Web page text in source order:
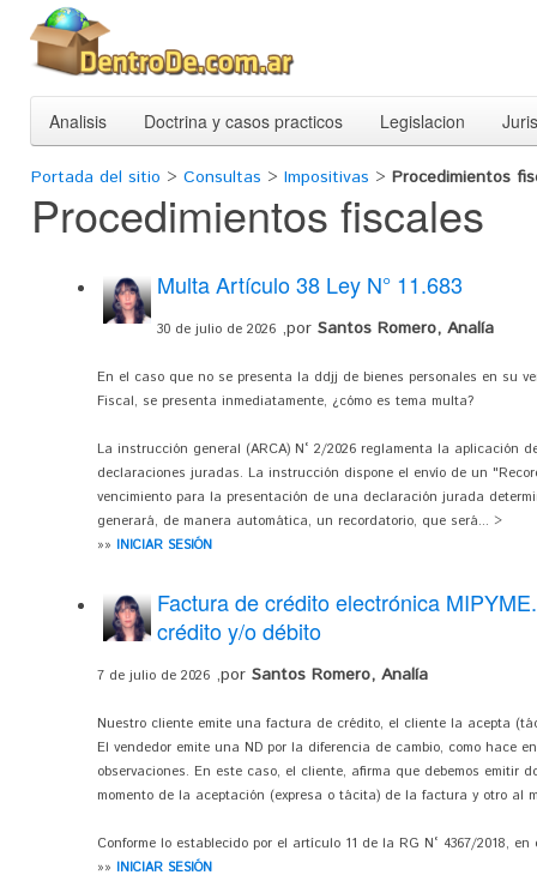
Analisis Doctrina y casos practicos Legislacion
Portada del sitio > Consultas > Impositivas > Procedimientos
Procedimientos fiscales
Multa Artículo 38 Ley N° 11.683
30 de julio de 2026 ,por Santos Romero, Analía
En el caso que no se presenta la ddjj de bienes personales en su
Fiscal, se presenta inmediatamente, ¿cómo es tema multa?
La instrucción general (ARCA) N° 2/2026 reglamenta la aplicación
declaraciones juradas. La instrucción dispone el envío de un
vencimiento para la presentación de una declaración jurada
generará, de manera automática, un recordatorio, que será... >
»» INICIAR SESIÓN
Factura de crédito electrónica
crédito y/o débito
7 de julio de 2026 ,por Santos Romero, Analía
Nuestro cliente emite una factura de crédito, el cliente la acepta
El vendedor emite una ND por la diferencia de cambio, como hace
observaciones. En este caso, el cliente, afirma que debemos emitir
momento de la aceptación (expresa o tácita) de la factura y otro al
Conforme lo establecido por el artículo 11 de la RG N° 4367/2018,
»» INICIAR SESIÓN